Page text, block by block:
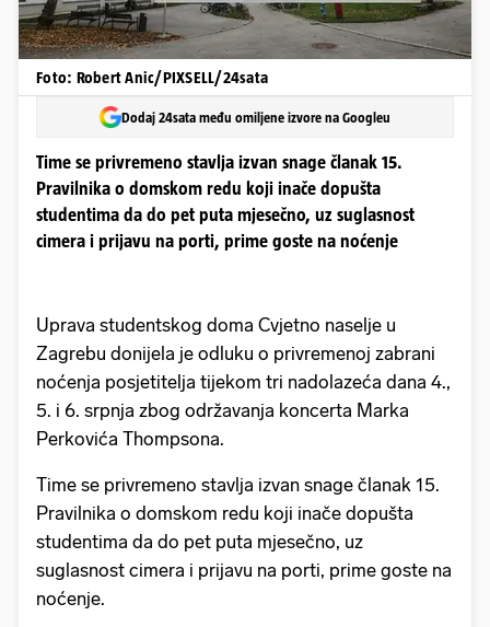
Foto: Robert Anic/PIXSELL/24sata
Dodaj 24sata među omiljene izvore na Googleu
Time se privremeno stavlja izvan snage članak 15.
Pravilnika o domskom redu koji inače dopušta
studentima da do pet puta mjesečno, uz suglasnost
cimera i prijavu na porti, prime goste na noćenje
Uprava studentskog doma Cvjetno naselje u
Zagrebu donijela je odluku o privremenoj zabrani
noćenja posjetitelja tijekom tri nadolazeća dana 4.,
5. i 6. srpnja zbog održavanja koncerta Marka
Perkovića Thompsona.
Time se privremeno stavlja izvan snage članak 15.
Pravilnika o domskom redu koji inače dopušta
studentima da do pet puta mjesečno, uz
suglasnost cimera i prijavu na porti, prime goste na
noćenje.